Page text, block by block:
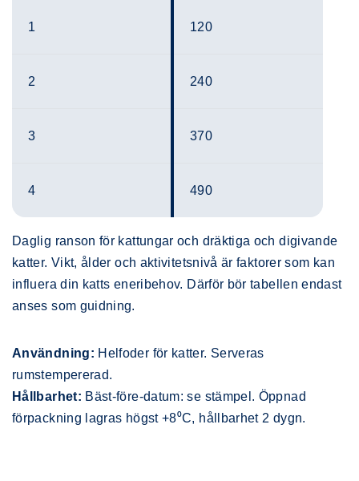
1 120
2 240
3 370
4 490
Daglig ranson för kattungar och dräktiga och digivande
katter. Vikt, ålder och aktivitetsnivå är faktorer som kan
influera din katts eneribehov. Därför bör tabellen endast
anses som guidning.
Användning: Helfoder för katter. Serveras
rumstempererad.
Hållbarhet: Bäst-före-datum: se stämpel. Öppnad
förpackning lagras högst +8⁰C, hållbarhet 2 dygn.